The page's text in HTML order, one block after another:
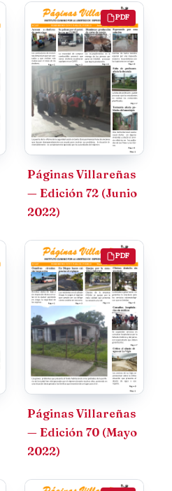
PDF
Páginas Villareñas
— Edición 72 (Junio
2022)
PDF
Páginas Villareñas
— Edición 70 (Mayo
2022)